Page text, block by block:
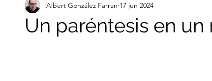
Inmigración Actualidad Redes sociales
Un paréntesis en
Albert González Farran 17 jun 2024